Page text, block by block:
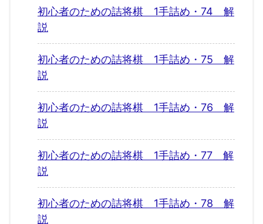
初心者のための詰将棋 1手詰め・74 解
説
初心者のための詰将棋 1手詰め・75 解
説
初心者のための詰将棋 1手詰め・76 解
説
初心者のための詰将棋 1手詰め・77 解
説
初心者のための詰将棋 1手詰め・78 解
説